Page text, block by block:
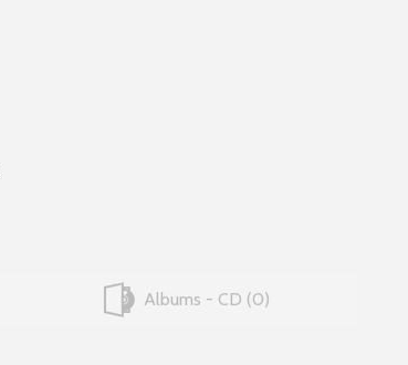
Albums - CD 0